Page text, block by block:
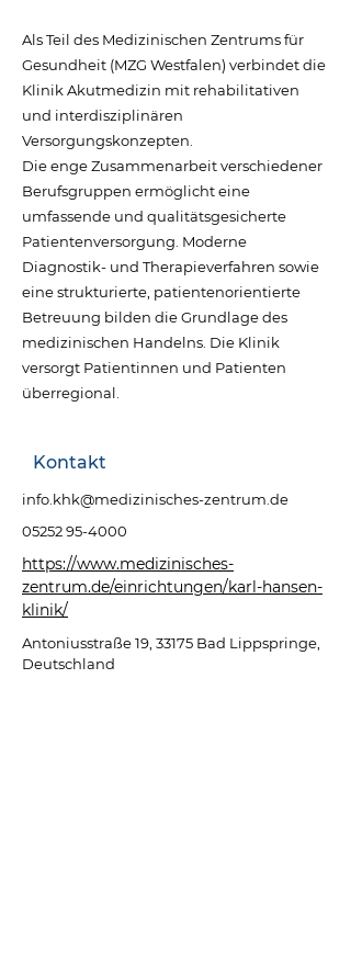
Als Teil des Medizinischen Zentrums für
Gesundheit (MZG Westfalen) verbindet die
Klinik Akutmedizin mit rehabilitativen
und interdisziplinären
Versorgungskonzepten.
Die enge Zusammenarbeit verschiedener
Berufsgruppen ermöglicht eine
umfassende und qualitätsgesicherte
Patientenversorgung. Moderne
Diagnostik- und Therapieverfahren sowie
eine strukturierte, patientenorientierte
Betreuung bilden die Grundlage des
medizinischen Handelns. Die Klinik
versorgt Patientinnen und Patienten
überregional.
Kontakt
info.khk@medizinisches-zentrum.de
05252 95-4000
https://www.medizinisches-
zentrum.de/einrichtungen/karl-hansen-
klinik/
Antoniusstraße 19, 33175 Bad Lippspringe,
Deutschland